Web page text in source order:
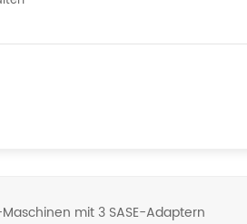
mit 3 SASE-Adaptern